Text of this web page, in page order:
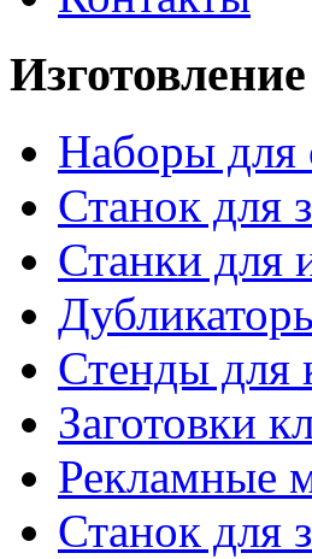
Наборы для
Станок для
Станки для
Стенды для
Заготовки
Рекламные
Станок для